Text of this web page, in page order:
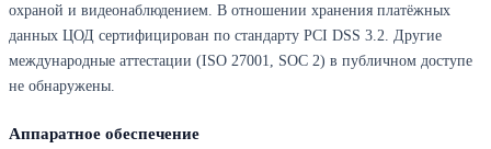
охраной и видеонаблюдением. В отношении хранения платёжных
данных ЦОД сертифицирован по стандарту PCI DSS 3.2. Другие
международные аттестации (ISO 27001, SOC 2) в публичном доступе
не обнаружены.
Аппаратное обеспечение